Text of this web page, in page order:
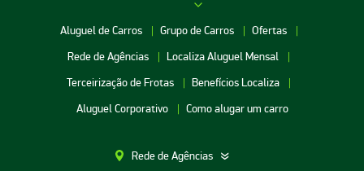
Aluguel de Carros Grupo de Carros
Ofertas
Rede de Agências
Localiza Aluguel Mensal
Terceirização de Frotas
Benefícios Localiza
Aluguel Corporativo
Como alugar um carro
Rede de Agências